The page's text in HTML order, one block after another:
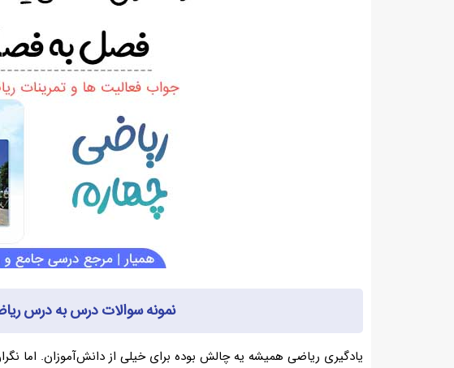
نمونه سوالات درس به درس
یادگیری ریاضی همیشه یه چالش بوده برای خیلی از دانش‌آموزان. اما